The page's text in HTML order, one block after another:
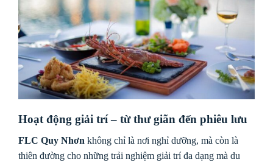
Hoạt động giải trí – từ thư giãn đến phiêu lưu
FLC Quy Nhơn không chỉ là nơi nghỉ dưỡng, mà còn là
thiên đường cho những trải nghiệm giải trí đa dạng mà du